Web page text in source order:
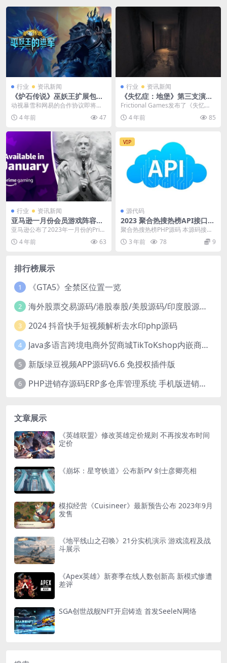
行业 资讯新闻
《炉石传说》巫妖王扩展包退
款说明 无论平台都能退
动视暴雪和网易的合作协议即将到
期，暴雪旗下游戏将于2023年1月2
4日停服。目前...
4 年前 47
行业 资讯新闻
《失忆症：地堡》第三支演示
片段公布 2023年3月发售
Frictional Games发布了《失忆
症》系列新作《失忆症:地堡》的新
演示...4 年前 85
行业 资讯新闻
亚马逊一月份会员游戏阵容公
布 《恶灵附身2》等六款
亚马逊公布了2023年一月份的Prim
e会员游戏阵容，为《恶灵附身
2》、《巡警》...
4 年前 63
VIP
源代码
2023 聚合热搜热榜API接口P
HP源码
聚合热搜热榜PHP源码 本源码接口
均抓取采集各大官网数据 使用说
明； 解压压缩包...
3 年前 78 9
排行榜展示
1 《GTA5》全禁区位置一览
2 海外股票交易源码/港股泰股/美股源码/印度股源码/马拉西亚股票源码/国际股票配资
3 2024 抖音快手短视频解析去水印php源码
4 Java多语言跨境电商外贸商城TikToKshop内嵌商城I商家入驻I一键铺
5 新版绿豆视频APP源码V6.6 免授权插件版
6 PHP进销存源码ERP多仓库管理系统 手机版进销存 php网络版进销存小程序
文章展示
《英雄联盟》修改英雄定价规则 不再按发布时间
定价
《崩坏：星穹铁道》公布新PV 剑士彦卿亮相
模拟经营《Cuisineer》最新预告公布 2023年9月
发售
《地平线山之召唤》21分实机演示 游戏流程及战
斗展示
《Apex英雄》新赛季在线人数创新高 新模式惨遭
差评
SGA创世战舰NFT开启铸造 首发SeeleN网络